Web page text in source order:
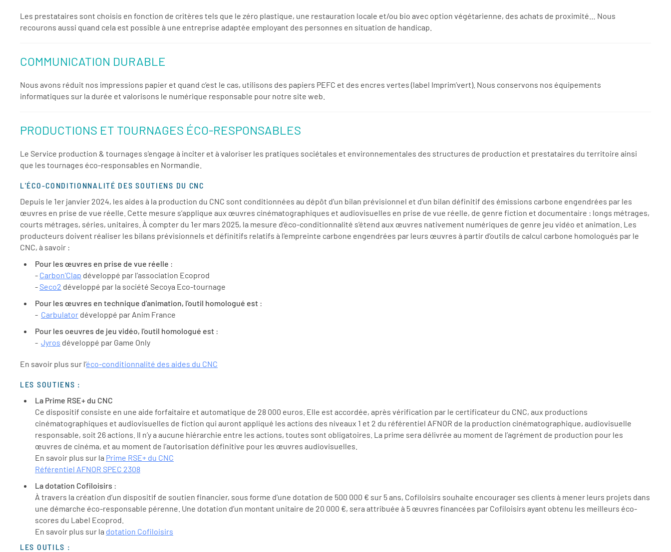
Les prestataires sont choisis en fonction de critères tels que le zéro plastique, une restauration locale et/ou bio avec option végétarienne, des achats de proximité… Nous
recourons aussi quand cela est possible à une entreprise adaptée employant des personnes en situation de handicap.
COMMUNICATION DURABLE
Nous avons réduit nos impressions papier et quand c’est le cas, utilisons des papiers PEFC et des encres vertes (label Imprim’vert). Nous conservons nos équipements
informatiques sur la durée et valorisons le numérique responsable pour notre site web.
PRODUCTIONS ET TOURNAGES ÉCO-RESPONSABLES
Le Service production & tournages s'engage à inciter et à valoriser les pratiques sociétales et environnementales des structures de production et prestataires du territoire ainsi
que les tournages éco-responsables en Normandie.
L'ÉCO-CONDITIONNALITÉ DES SOUTIENS DU CNC
Depuis le 1er janvier 2024, les aides à la production du CNC sont conditionnées au dépôt d'un bilan prévisionnel et d'un bilan définitif des émissions carbone engendrées par les
œuvres en prise de vue réelle. Cette mesure s’applique aux œuvres cinématographiques et audiovisuelles en prise de vue réelle, de genre fiction et documentaire : longs métrages,
courts métrages, séries, unitaires. À compter du 1er mars 2025, la mesure d’éco-conditionnalité s’étend aux œuvres nativement numériques de genre jeu vidéo et animation. Les
producteurs doivent réaliser les bilans prévisionnels et définitifs relatifs à l'empreinte carbone engendrées par leurs œuvres à partir d’outils de calcul carbone homologués par le
CNC, à savoir :
Pour les œuvres en prise de vue réelle :
- Carbon’Clap développé par l’association Ecoprod
- Seco2 développé par la société Secoya Eco-tournage
Pour les œuvres en technique d'animation, l'outil homologué est :
- Carbulator développé par Anim France
Pour les oeuvres de jeu vidéo, l'outil homologué est :
- Jyros développé par Game Only
En savoir plus sur l’éco-conditionnalité des aides du CNC
LES SOUTIENS :
La Prime RSE+ du CNC
Ce dispositif consiste en une aide forfaitaire et automatique de 28 000 euros. Elle est accordée, après vérification par le certificateur du CNC, aux productions
cinématographiques et audiovisuelles de fiction qui auront appliqué les actions des niveaux 1 et 2 du référentiel AFNOR de la production cinématographique, audiovisuelle
responsable, soit 26 actions. Il n’y a aucune hiérarchie entre les actions, toutes sont obligatoires. La prime sera délivrée au moment de l’agrément de production pour les
œuvres de cinéma, et au moment de l’autorisation définitive pour les œuvres audiovisuelles.
En savoir plus sur la Prime RSE+ du CNC
Référentiel AFNOR SPEC 2308
La dotation Cofiloisirs :
À travers la création d’un dispositif de soutien financier, sous forme d’une dotation de 500 000 € sur 5 ans, Cofiloisirs souhaite encourager ses clients à mener leurs projets dans
une démarche éco-responsable pérenne. Une dotation d’un montant unitaire de 20 000 €, sera attribuée à 5 œuvres financées par Cofiloisirs ayant obtenu les meilleurs éco-
scores du Label Ecoprod.
En savoir plus sur la dotation Cofiloisirs
LES OUTILS :